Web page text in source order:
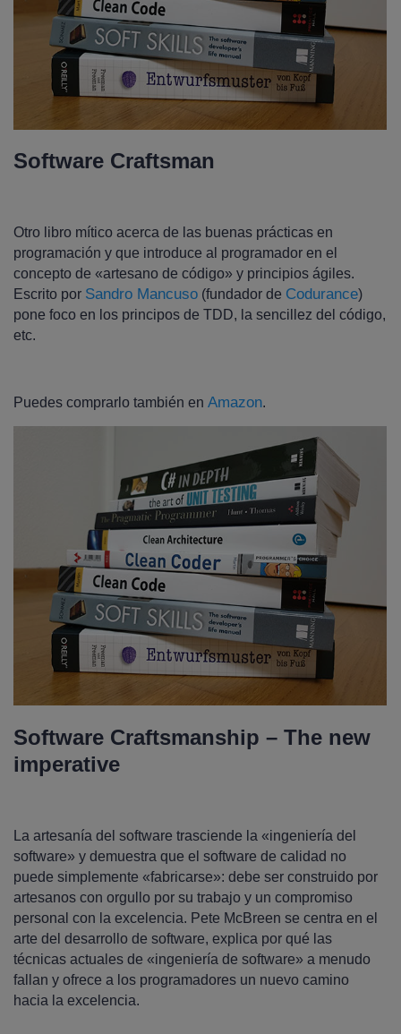
Software Craftsman
Otro libro mítico acerca de las buenas prácticas en
programación y que introduce al programador en el
concepto de «artesano de código» y principios ágiles.
Escrito por Sandro Mancuso (fundador de Codurance)
pone foco en los principos de TDD, la sencillez del código,
etc.
Puedes comprarlo también en Amazon.
Software Craftsmanship – The new
imperative
La artesanía del software trasciende la «ingeniería del
software» y demuestra que el software de calidad no
puede simplemente «fabricarse»: debe ser construido por
artesanos con orgullo por su trabajo y un compromiso
personal con la excelencia. Pete McBreen se centra en el
arte del desarrollo de software, explica por qué las
técnicas actuales de «ingeniería de software» a menudo
fallan y ofrece a los programadores un nuevo camino
hacia la excelencia.